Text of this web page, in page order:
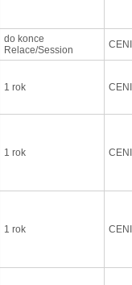
do konce
Relace/Session
1 rok
1 rok
1 rok